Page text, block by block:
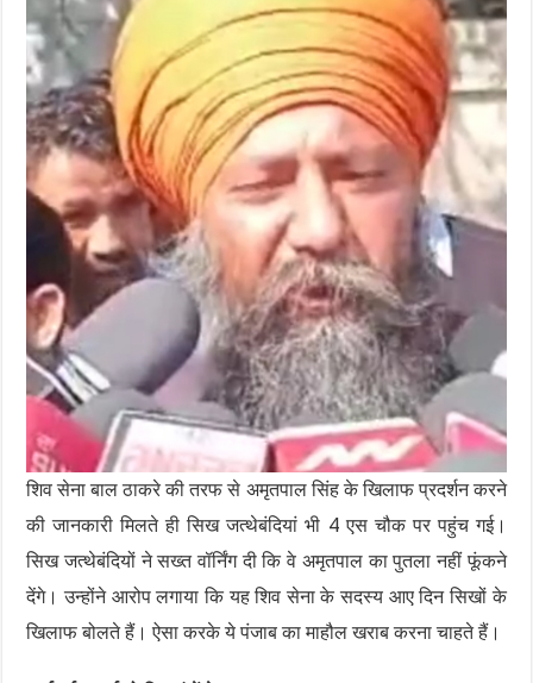
शिव सेना बाल ठाकरे की तरफ से अमृतपाल सिंह के खिलाफ प्रदर्शन करने
की जानकारी मिलते ही सिख जत्थेबंदियां भी 4 एस चौक पर पहुंच गई।
सिख जत्थेबंदियों ने सख्त वॉर्निंग दी कि वे अमृतपाल का पुतला नहीं फूंकने
देंगे। उन्होंने आरोप लगाया कि यह शिव सेना के सदस्य आए दिन सिखों के
खिलाफ बोलते हैं। ऐसा करके ये पंजाब का माहौल खराब करना चाहते हैं।